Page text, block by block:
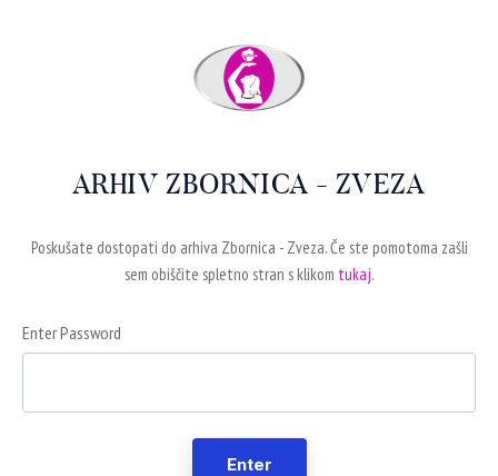
ARHIV ZBORNICA - ZVEZA
Poskušate dostopati do arhiva Zbornica - Zveza. Če ste pomotoma zašli
sem obiščite spletno stran s klikom tukaj.
Enter Password
Enter